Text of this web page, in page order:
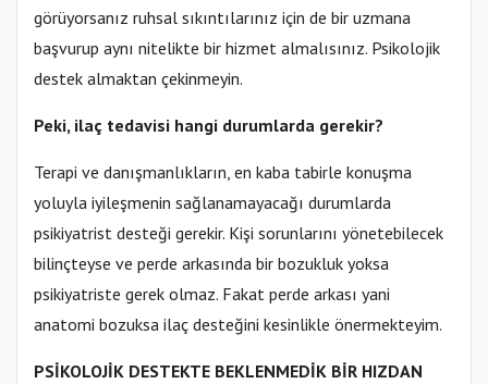
görüyorsanız ruhsal sıkıntılarınız için de bir uzmana
başvurup aynı nitelikte bir hizmet almalısınız. Psikolojik
destek almaktan çekinmeyin.
Peki, ilaç tedavisi hangi durumlarda gerekir?
Terapi ve danışmanlıkların, en kaba tabirle konuşma
yoluyla iyileşmenin sağlanamayacağı durumlarda
psikiyatrist desteği gerekir. Kişi sorunlarını yönetebilecek
bilinçteyse ve perde arkasında bir bozukluk yoksa
psikiyatriste gerek olmaz. Fakat perde arkası yani
anatomi bozuksa ilaç desteğini kesinlikle önermekteyim.
PSİKOLOJİK DESTEKTE BEKLENMEDİK BİR HIZDAN